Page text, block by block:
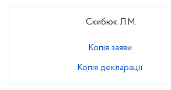
Скибюк Л.М.
Копія заяви
Копія декларації